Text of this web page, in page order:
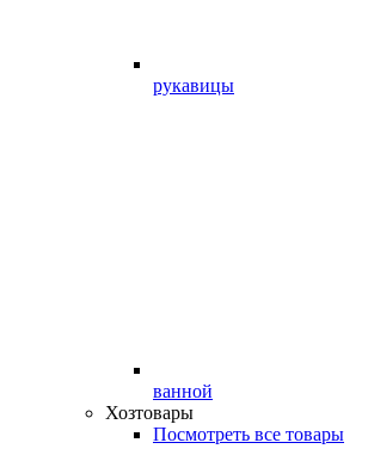
рукавицы
ванной
Хозтовары
Посмотреть все товары